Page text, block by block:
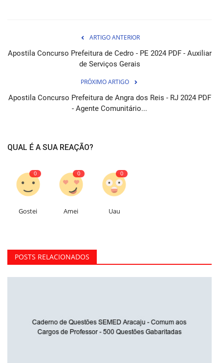
ARTIGO ANTERIOR
Apostila Concurso Prefeitura de Cedro - PE 2024 PDF - Auxiliar
de Serviços Gerais
PRÓXIMO ARTIGO
Apostila Concurso Prefeitura de Angra dos Reis - RJ 2024 PDF
- Agente Comunitário...
QUAL É A SUA REAÇÃO?
0
Gostei
0
Amei
0
Uau
POSTS RELACIONADOS